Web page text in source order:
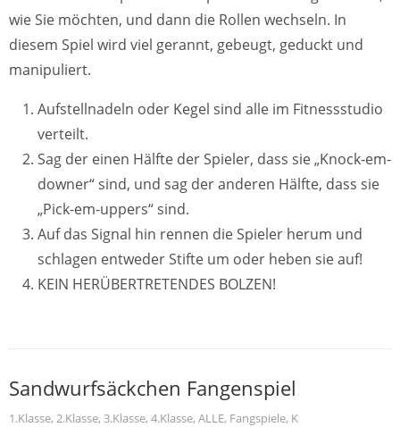
wie Sie möchten, und dann die Rollen wechseln. In
diesem Spiel wird viel gerannt, gebeugt, geduckt und
manipuliert.
Aufstellnadeln oder Kegel sind alle im Fitnessstudio
verteilt.
Sag der einen Hälfte der Spieler, dass sie „Knock-em-
downer“ sind, und sag der anderen Hälfte, dass sie
„Pick-em-uppers“ sind.
Auf das Signal hin rennen die Spieler herum und
schlagen entweder Stifte um oder heben sie auf!
KEIN HERÜBERTRETENDES BOLZEN!
Sandwurfsäckchen Fangenspiel
1.Klasse, 2.Klasse, 3.Klasse, 4.Klasse, ALLE, Fangspiele, K